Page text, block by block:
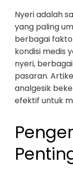
Nyeri adalah
yang paling
berbagai
kondisi medis
nyeri,
pasaran.
analgesik
efektif untuk